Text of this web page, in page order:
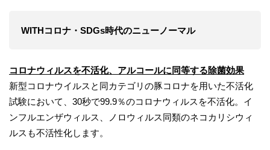
WITHコロナ・SDGs時代のニューノーマル
コロナウィルスを不活化、アルコールに同等する除菌効果
新型コロナウイルスと同カテゴリの豚コロナを用いた不活化
試験において、30秒で99.9％のコロナウィルスを不活化。イ
ンフルエンザウィルス、ノロウィルス同類のネコカリシウィ
ルスも不活性化します。